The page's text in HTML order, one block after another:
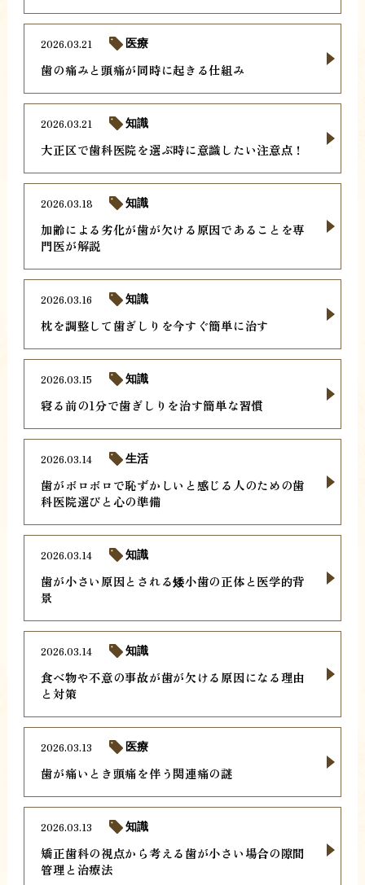
歯の痛みと頭痛が同時に起きる仕組み
2026.03.21 医療
大正区で歯科医院を選ぶ時に意識したい注意点！
2026.03.21 知識
加齢による劣化が歯が欠ける原因であることを専
門医が解説
2026.03.18 知識
枕を調整して歯ぎしりを今すぐ簡単に治す
2026.03.16 知識
寝る前の1分で歯ぎしりを治す簡単な習慣
2026.03.15 知識
歯がボロボロで恥ずかしいと感じる人のための歯
科医院選びと心の準備
2026.03.14 生活
歯が小さい原因とされる矮小歯の正体と医学的背
景
2026.03.14 知識
食べ物や不意の事故が歯が欠ける原因になる理由
と対策
2026.03.14 知識
歯が痛いとき頭痛を伴う関連痛の謎
2026.03.13 医療
矯正歯科の視点から考える歯が小さい場合の隙間
管理と治療法
2026.03.13 知識